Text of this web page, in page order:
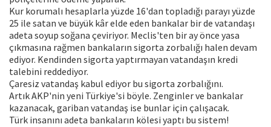
Kur korumalı hesaplarla yüzde 16'dan topladığı parayı yüzde
25 ile satan ve büyük kâr elde eden bankalar bir de vatandaşı
adeta soyup soğana çeviriyor. Meclis'ten bir ay önce yasa
çıkmasına rağmen bankaların sigorta zorbalığı halen devam
ediyor. Kendinden sigorta yaptırmayan vatandaşın kredi
talebini reddediyor.
Çaresiz vatandaş kabul ediyor bu sigorta zorbalığını.
Artık AKP'nin yeni Türkiye'si böyle. Zenginler ve bankalar
kazanacak, gariban vatandaş ise bunlar için çalışacak.
Türk insanını adeta bankaların kölesi yaptı bu sistem!